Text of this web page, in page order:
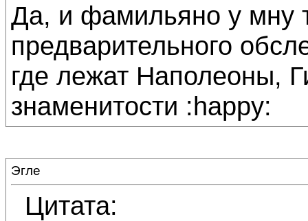
Да, и фамильяно у мну
предварительного
где лежат Наполеоны,
знаменитости :happy:
Эгле
Цитата: